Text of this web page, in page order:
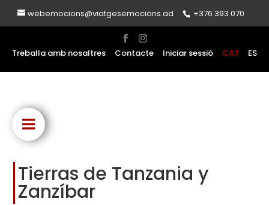
webemocions@viatgesemocions.ad +376 393 070
Treballa amb nosaltres Contacte Iniciar sessió CAT ES
Tierras de Tanzania y
Zanzíbar